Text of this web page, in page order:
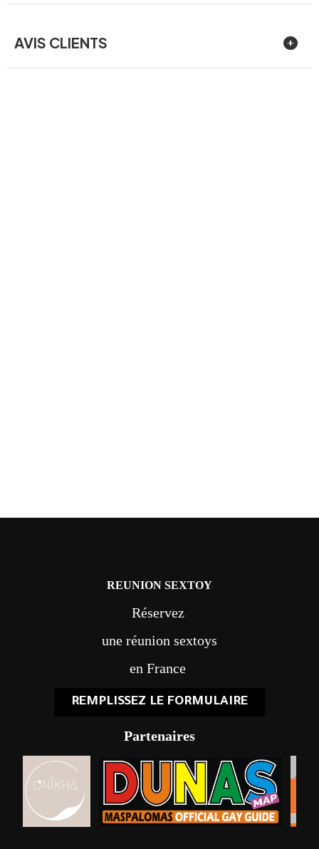
AVIS CLIENTS
REUNION SEXTOY
Réservez
une réunion sextoys
en France
REMPLISSEZ LE FORMULAIRE
Partenaires